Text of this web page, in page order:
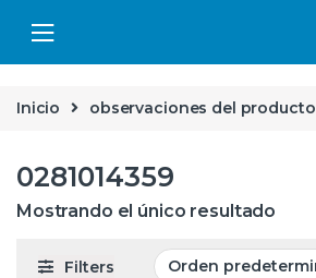
Inicio observaciones del producto
0281014359
Mostrando el único resultado
Filters